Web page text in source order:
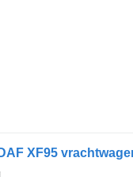
XF95